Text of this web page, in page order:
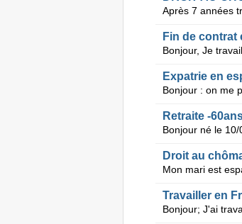
Fin de contrat
Expatrie en
Retraite -
Droit au
Travailler en